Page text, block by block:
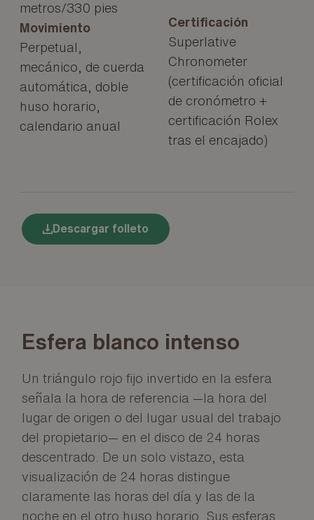
metros/330 pies
Movimiento
Perpetual,
mecánico, de cuerda
automática, doble
huso horario,
calendario anual
Certificación
Superlative
Chronometer
(certificación oficial
de cronómetro +
certificación Rolex
tras el encajado)
Descargar folleto
Esfera blanco intenso
Un triángulo rojo fijo invertido en la esfera
señala la hora de referencia —la hora del
lugar de origen o del lugar usual del trabajo
del propietario— en el disco de 24 horas
descentrado. De un solo vistazo, esta
visualización de 24 horas distingue
claramente las horas del día y las de la
noche en el otro huso horario. Sus esferas